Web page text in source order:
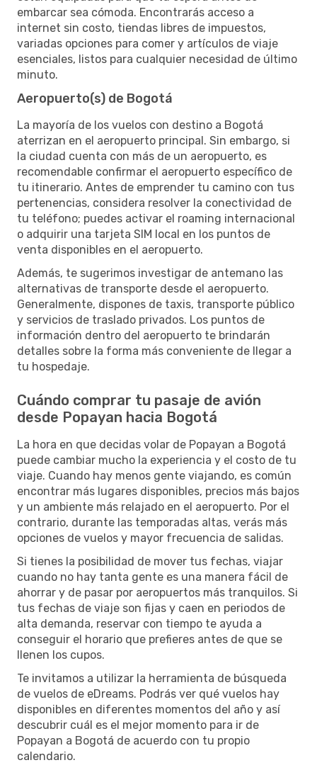
embarcar sea cómoda. Encontrarás acceso a
internet sin costo, tiendas libres de impuestos,
variadas opciones para comer y artículos de viaje
esenciales, listos para cualquier necesidad de último
minuto.
Aeropuerto(s) de Bogotá
La mayoría de los vuelos con destino a Bogotá
aterrizan en el aeropuerto principal. Sin embargo, si
la ciudad cuenta con más de un aeropuerto, es
recomendable confirmar el aeropuerto específico de
tu itinerario. Antes de emprender tu camino con tus
pertenencias, considera resolver la conectividad de
tu teléfono; puedes activar el roaming internacional
o adquirir una tarjeta SIM local en los puntos de
venta disponibles en el aeropuerto.
Además, te sugerimos investigar de antemano las
alternativas de transporte desde el aeropuerto.
Generalmente, dispones de taxis, transporte público
y servicios de traslado privados. Los puntos de
información dentro del aeropuerto te brindarán
detalles sobre la forma más conveniente de llegar a
tu hospedaje.
Cuándo comprar tu pasaje de avión
desde Popayan hacia Bogotá
La hora en que decidas volar de Popayan a Bogotá
puede cambiar mucho la experiencia y el costo de tu
viaje. Cuando hay menos gente viajando, es común
encontrar más lugares disponibles, precios más bajos
y un ambiente más relajado en el aeropuerto. Por el
contrario, durante las temporadas altas, verás más
opciones de vuelos y mayor frecuencia de salidas.
Si tienes la posibilidad de mover tus fechas, viajar
cuando no hay tanta gente es una manera fácil de
ahorrar y de pasar por aeropuertos más tranquilos. Si
tus fechas de viaje son fijas y caen en periodos de
alta demanda, reservar con tiempo te ayuda a
conseguir el horario que prefieres antes de que se
llenen los cupos.
Te invitamos a utilizar la herramienta de búsqueda
de vuelos de eDreams. Podrás ver qué vuelos hay
disponibles en diferentes momentos del año y así
descubrir cuál es el mejor momento para ir de
Popayan a Bogotá de acuerdo con tu propio
calendario.